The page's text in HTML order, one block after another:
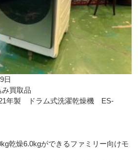
日
買取品
年製 ドラム式洗濯乾燥機 ES-
乾燥6.0kgができるファミリー向けモ